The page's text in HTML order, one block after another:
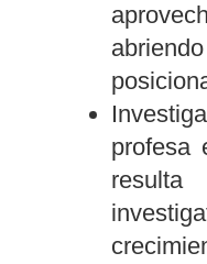
profesa
resulta